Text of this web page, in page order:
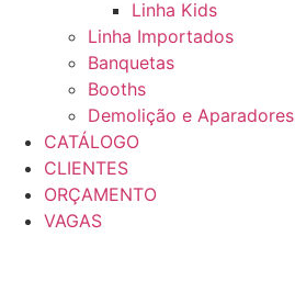
Linha Kids
Linha Importados
Banquetas
Booths
Demolição e Aparadores
CATÁLOGO
CLIENTES
ORÇAMENTO
VAGAS